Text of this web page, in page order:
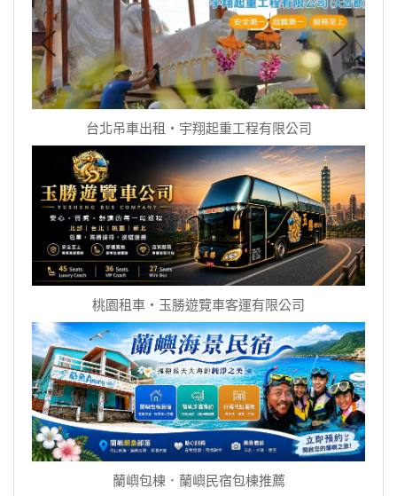
台北吊車出租‧宇翔起重工程有限公司
桃園租車‧玉勝遊覽車客運有限公司
蘭嶼包棟．蘭嶼民宿包棟推薦